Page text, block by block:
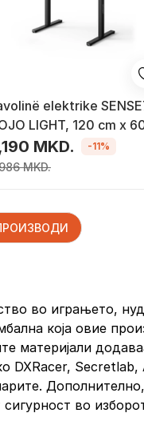
elektrike
LIGHT, 120 cm x
cm, e kaftë e errët
MKD.
MKD.
-11%
во играњето,
која овие
материјали
DXRacer,
во